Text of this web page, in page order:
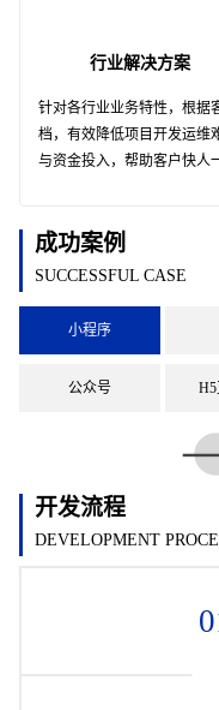
行业解决方案
针对各行业业务特性，根据
档，有效降低项目开发运维
与资金投入，帮助客户快人
成功案例
SUCCESSFUL CASE
小程序
公众号
开发流程
DEVELOPMENT